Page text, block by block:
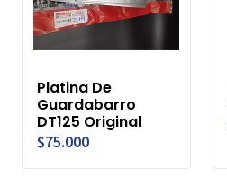
Platina De
Guardabarro
DT125 Original
$75.000